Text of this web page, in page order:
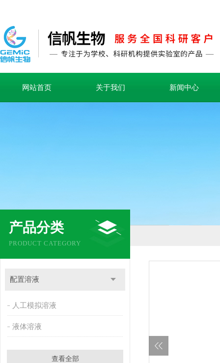
网站首页 关于我们 新闻中心
产品分类
PRODUCT CATEGORY
配置溶液
人工模拟溶液
液体溶液
查看全部